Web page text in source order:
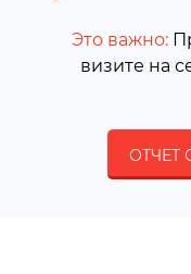
Это важно:
визите на
ОТЧЕТ